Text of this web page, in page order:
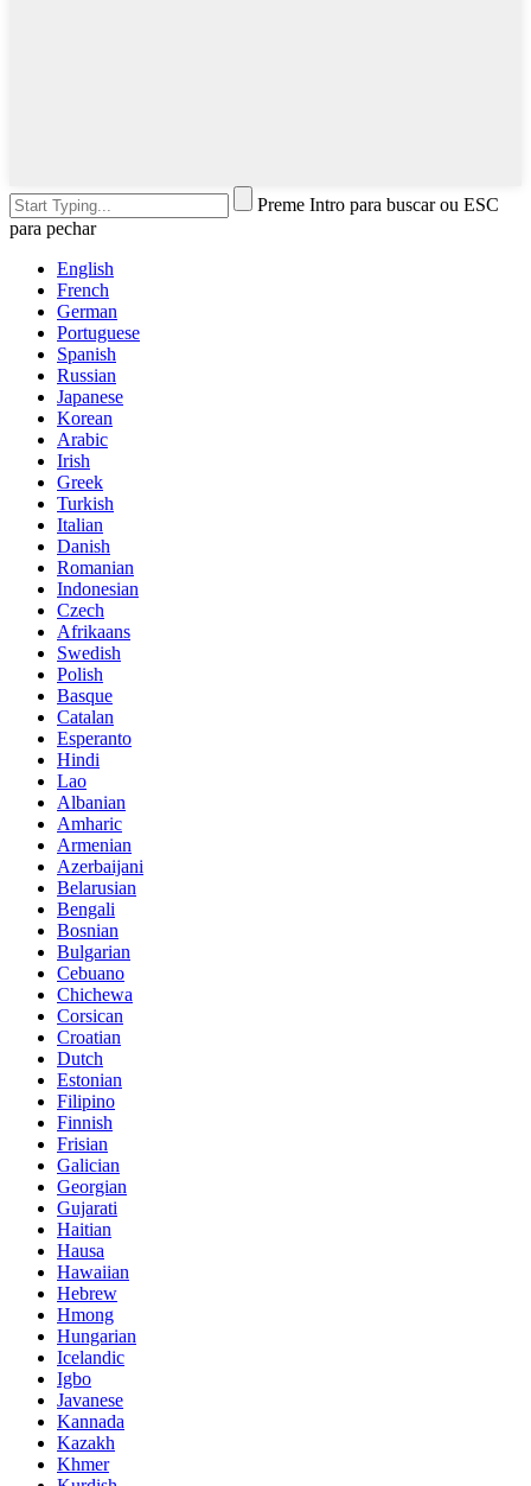
Preme Intro para buscar ou ESC
para pechar
English
French
German
Portuguese
Spanish
Russian
Japanese
Korean
Arabic
Irish
Greek
Turkish
Italian
Danish
Romanian
Indonesian
Czech
Afrikaans
Swedish
Polish
Basque
Catalan
Esperanto
Hindi
Lao
Albanian
Amharic
Armenian
Azerbaijani
Belarusian
Bengali
Bosnian
Bulgarian
Cebuano
Chichewa
Corsican
Croatian
Dutch
Estonian
Filipino
Finnish
Frisian
Galician
Georgian
Gujarati
Haitian
Hausa
Hawaiian
Hebrew
Hmong
Hungarian
Icelandic
Igbo
Javanese
Kannada
Kazakh
Khmer